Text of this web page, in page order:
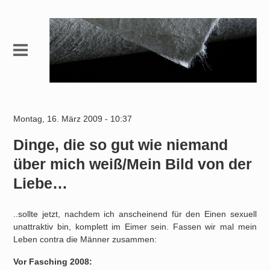
Montag, 16. März 2009 - 10:37
Dinge, die so gut wie niemand
über mich weiß/Mein Bild von der
Liebe…
..sollte jetzt, nachdem ich anscheinend für den Einen sexuell
unattraktiv bin, komplett im Eimer sein. Fassen wir mal mein
Leben contra die Männer zusammen:
Vor Fasching 2008: